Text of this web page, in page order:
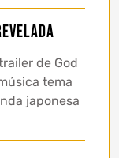
de God
tema
japonesa